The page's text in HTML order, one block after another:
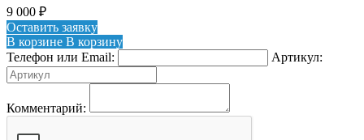
9 000 ₽
Оставить заявку
В корзине В корзину
Телефон или Email:
Артикул:
Комментарий: